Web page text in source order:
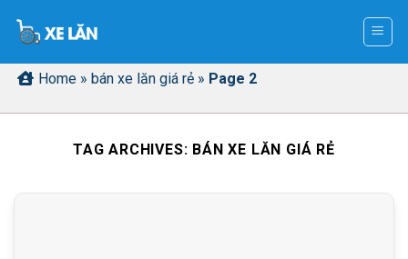
Home » bán xe lăn giá rẻ » Page 2
TAG ARCHIVES: BÁN XE LĂN GIÁ RẺ